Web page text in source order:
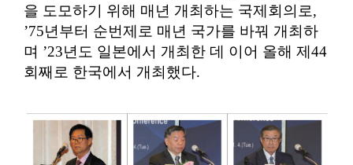
을 도모하기 위해 매년 개최하는 국제회의로,
’75년부터 순번제로 매년 국가를 바꿔 개최하
며 ’23년도 일본에서 개최한 데 이어 올해 제44
회째로 한국에서 개최했다.